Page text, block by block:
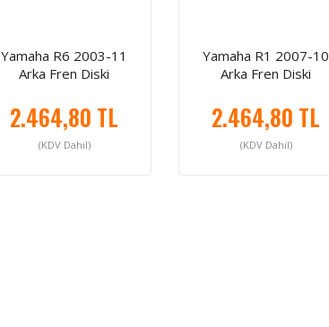
Yamaha R6 2003-11
Arka Fren Diski
2.464,80 TL
(KDV Dahil)
Yamaha R1 2007-10
Arka Fren Diski
2.464,80 TL
(KDV Dahil)